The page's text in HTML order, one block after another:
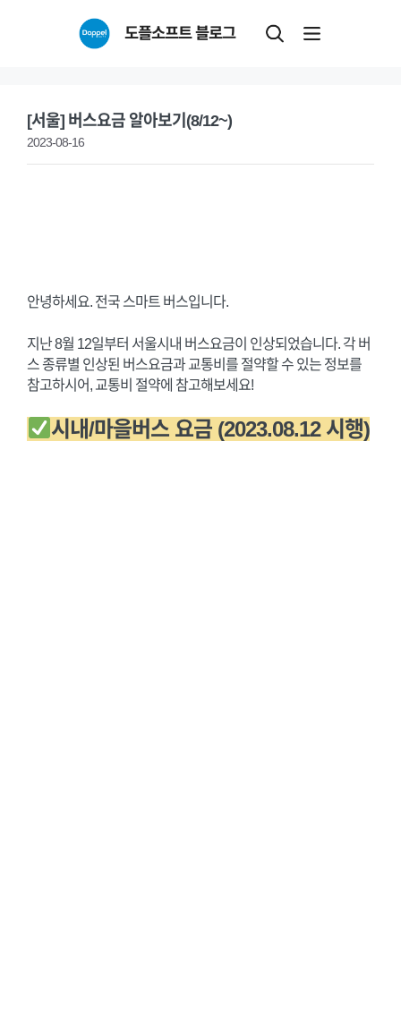
도플소프트 블로그
[서울] 버스요금 알아보기(8/12~)
2023-08-16
안녕하세요. 전국 스마트 버스입니다.
지난 8월 12일부터 서울시내 버스요금이 인상되었습니다. 각 버
스 종류별 인상된 버스요금과 교통비를 절약할 수 있는 정보를
참고하시어, 교통비 절약에 참고해보세요!
시내/마을버스 요금 (2023.08.12 시행)